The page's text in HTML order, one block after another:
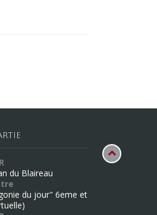
du Blaireau
du jour" 6eme et